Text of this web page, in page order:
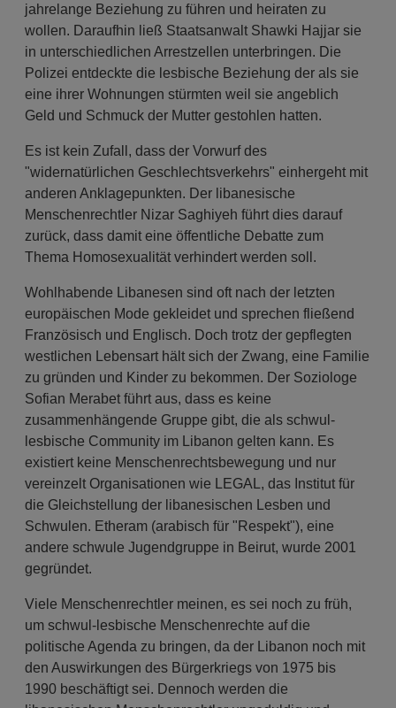
jahrelange Beziehung zu führen und heiraten zu
wollen. Daraufhin ließ Staatsanwalt Shawki Hajjar sie
in unterschiedlichen Arrestzellen unterbringen. Die
Polizei entdeckte die lesbische Beziehung der als sie
eine ihrer Wohnungen stürmten weil sie angeblich
Geld und Schmuck der Mutter gestohlen hatten.
Es ist kein Zufall, dass der Vorwurf des
"widernatürlichen Geschlechtsverkehrs" einhergeht mit
anderen Anklagepunkten. Der libanesische
Menschenrechtler Nizar Saghiyeh führt dies darauf
zurück, dass damit eine öffentliche Debatte zum
Thema Homosexualität verhindert werden soll.
Wohlhabende Libanesen sind oft nach der letzten
europäischen Mode gekleidet und sprechen fließend
Französisch und Englisch. Doch trotz der gepflegten
westlichen Lebensart hält sich der Zwang, eine Familie
zu gründen und Kinder zu bekommen. Der Soziologe
Sofian Merabet führt aus, dass es keine
zusammenhängende Gruppe gibt, die als schwul-
lesbische Community im Libanon gelten kann. Es
existiert keine Menschenrechtsbewegung und nur
vereinzelt Organisationen wie LEGAL, das Institut für
die Gleichstellung der libanesischen Lesben und
Schwulen. Etheram (arabisch für "Respekt"), eine
andere schwule Jugendgruppe in Beirut, wurde 2001
gegründet.
Viele Menschenrechtler meinen, es sei noch zu früh,
um schwul-lesbische Menschenrechte auf die
politische Agenda zu bringen, da der Libanon noch mit
den Auswirkungen des Bürgerkriegs von 1975 bis
1990 beschäftigt sei. Dennoch werden die